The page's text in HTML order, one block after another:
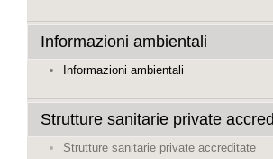
Informazioni ambientali
Informazioni ambientali
Strutture sanitarie private
Strutture sanitarie private accreditate